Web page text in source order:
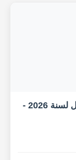
مجلة الألكسو الإعلامية - الثلاثي الأول لسنة 2026 -